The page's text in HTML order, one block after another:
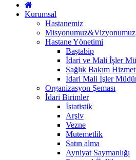
Kurumsal
Hastanemiz
Misyonumuz&Vizyonumuz
Hastane Yönetimi
Baştabip
İdari ve Mali İşler
Sağlık Bakım
İdari Mali İşler Müdür
Organizasyon Şeması
İdari Birimler
İstatistik
Arşiv
Vezne
Mutemetlik
Satın alma
Ayniyat Saymanlığı